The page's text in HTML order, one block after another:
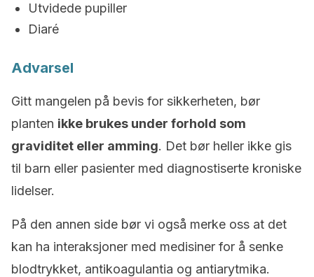
Utvidede pupiller
Diaré
Advarsel
Gitt mangelen på bevis for sikkerheten, bør
planten ikke brukes under forhold som
graviditet eller amming. Det bør heller ikke gis
til barn eller pasienter med diagnostiserte kroniske
lidelser.
På den annen side bør vi også merke oss at det
kan ha interaksjoner med medisiner for å senke
blodtrykket, antikoagulantia og antiarytmika.